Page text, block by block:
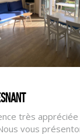
ICI POUR
très appréciée
vous